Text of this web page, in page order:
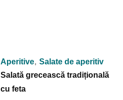
Aperitive, Salate de aperitiv
Salată grecească tradițională
cu feta